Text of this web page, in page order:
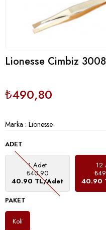
Lionesse Cimbiz
₺490,80
Marka : Lionesse
ADET
1 Adet
₺40,90
40.90 TL/Adet
12
40.90
PAKET
Koli